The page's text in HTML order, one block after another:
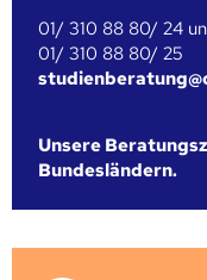
01/ 310 88 80/ 24
01/ 310 88 80/ 25
Unsere
Bundesländern.